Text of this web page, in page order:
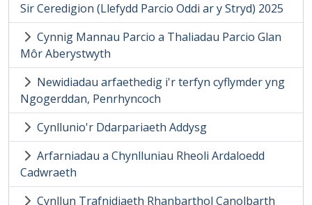
Sir Ceredigion (Llefydd Parcio Oddi ar y Stryd) 2025
Cynnig Mannau Parcio a Thaliadau Parcio Glan
Môr Aberystwyth
Newidiadau arfaethedig i'r terfyn cyflymder yng
Ngogerddan, Penrhyncoch
Cynllunio'r Ddarpariaeth Addysg
Arfarniadau a Chynlluniau Rheoli Ardaloedd
Cadwraeth
Cynllun Trafnidiaeth Rhanbarthol Canolbarth